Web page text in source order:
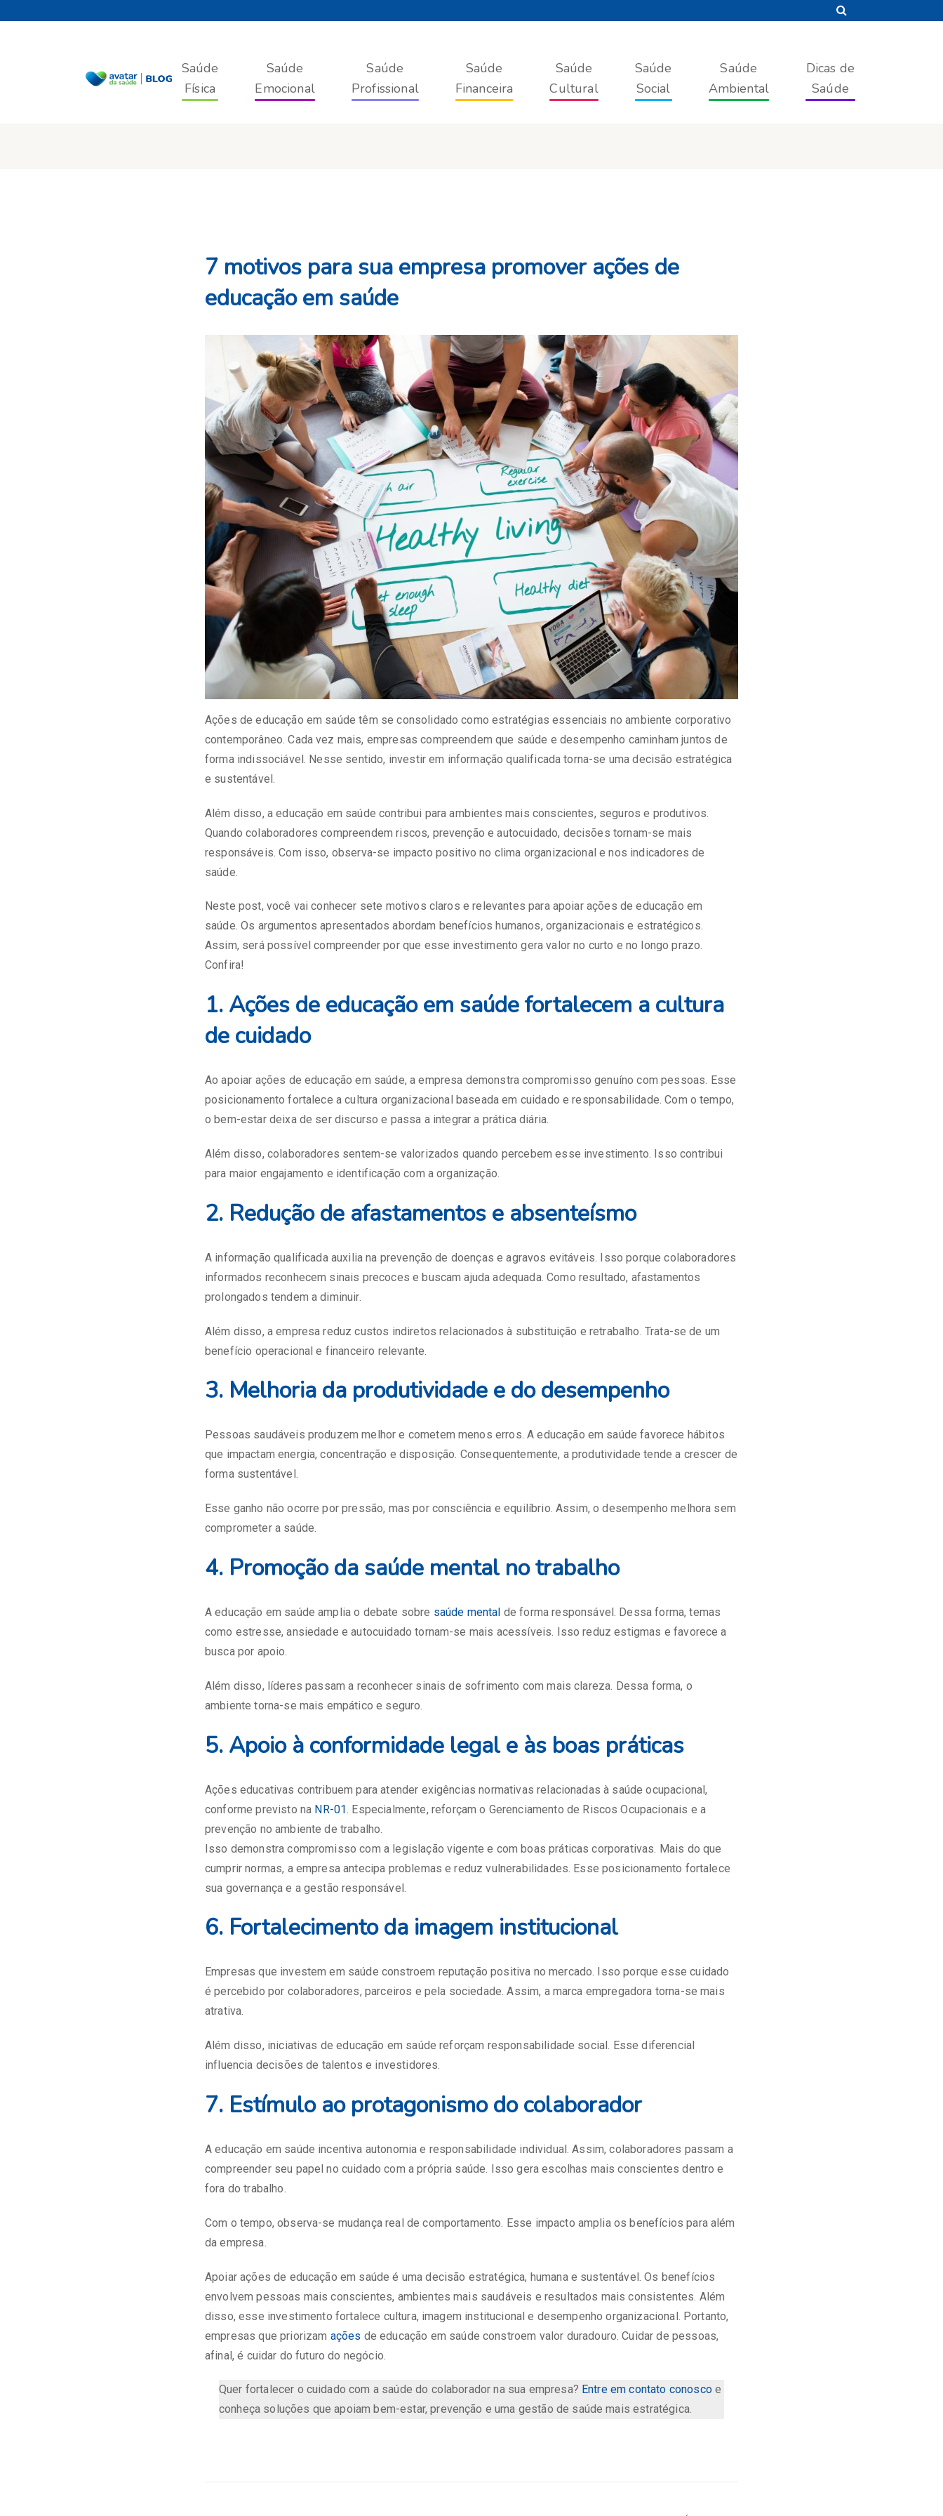
Saúde
Física
Saúde
Emocional
Saúde
Profissional
Saúde
Financeira
Saúde
Cultural
Saúde
Social
Saúde
Ambiental
Dicas de
Saúde
7 motivos para sua empresa promover ações de
educação em saúde
Ações de educação em saúde têm se consolidado como estratégias essenciais no ambiente corporativo
contemporâneo. Cada vez mais, empresas compreendem que saúde e desempenho caminham juntos de
forma indissociável. Nesse sentido, investir em informação qualificada torna-se uma decisão estratégica
e sustentável.
Além disso, a educação em saúde contribui para ambientes mais conscientes, seguros e produtivos.
Quando colaboradores compreendem riscos, prevenção e autocuidado, decisões tornam-se mais
responsáveis. Com isso, observa-se impacto positivo no clima organizacional e nos indicadores de
saúde.
Neste post, você vai conhecer sete motivos claros e relevantes para apoiar ações de educação em
saúde. Os argumentos apresentados abordam benefícios humanos, organizacionais e estratégicos.
Assim, será possível compreender por que esse investimento gera valor no curto e no longo prazo.
Confira!
1. Ações de educação em saúde fortalecem a cultura
de cuidado
Ao apoiar ações de educação em saúde, a empresa demonstra compromisso genuíno com pessoas. Esse
posicionamento fortalece a cultura organizacional baseada em cuidado e responsabilidade. Com o tempo,
o bem-estar deixa de ser discurso e passa a integrar a prática diária.
Além disso, colaboradores sentem-se valorizados quando percebem esse investimento. Isso contribui
para maior engajamento e identificação com a organização.
2. Redução de afastamentos e absenteísmo
A informação qualificada auxilia na prevenção de doenças e agravos evitáveis. Isso porque colaboradores
informados reconhecem sinais precoces e buscam ajuda adequada. Como resultado, afastamentos
prolongados tendem a diminuir.
Além disso, a empresa reduz custos indiretos relacionados à substituição e retrabalho. Trata-se de um
benefício operacional e financeiro relevante.
3. Melhoria da produtividade e do desempenho
Pessoas saudáveis produzem melhor e cometem menos erros. A educação em saúde favorece hábitos
que impactam energia, concentração e disposição. Consequentemente, a produtividade tende a crescer de
forma sustentável.
Esse ganho não ocorre por pressão, mas por consciência e equilíbrio. Assim, o desempenho melhora sem
comprometer a saúde.
4. Promoção da saúde mental no trabalho
A educação em saúde amplia o debate sobre saúde mental de forma responsável. Dessa forma, temas
como estresse, ansiedade e autocuidado tornam-se mais acessíveis. Isso reduz estigmas e favorece a
busca por apoio.
Além disso, líderes passam a reconhecer sinais de sofrimento com mais clareza. Dessa forma, o
ambiente torna-se mais empático e seguro.
5. Apoio à conformidade legal e às boas práticas
Ações educativas contribuem para atender exigências normativas relacionadas à saúde ocupacional,
conforme previsto na NR-01 . Especialmente, reforçam o Gerenciamento de Riscos Ocupacionais e a
prevenção no ambiente de trabalho.
Isso demonstra compromisso com a legislação vigente e com boas práticas corporativas. Mais do que
cumprir normas, a empresa antecipa problemas e reduz vulnerabilidades. Esse posicionamento fortalece
sua governança e a gestão responsável.
6. Fortalecimento da imagem institucional
Empresas que investem em saúde constroem reputação positiva no mercado. Isso porque esse cuidado
é percebido por colaboradores, parceiros e pela sociedade. Assim, a marca empregadora torna-se mais
atrativa.
Além disso, iniciativas de educação em saúde reforçam responsabilidade social. Esse diferencial
influencia decisões de talentos e investidores.
7. Estímulo ao protagonismo do colaborador
A educação em saúde incentiva autonomia e responsabilidade individual. Assim, colaboradores passam a
compreender seu papel no cuidado com a própria saúde. Isso gera escolhas mais conscientes dentro e
fora do trabalho.
Com o tempo, observa-se mudança real de comportamento. Esse impacto amplia os benefícios para além
da empresa.
Apoiar ações de educação em saúde é uma decisão estratégica, humana e sustentável. Os benefícios
envolvem pessoas mais conscientes, ambientes mais saudáveis e resultados mais consistentes. Além
disso, esse investimento fortalece cultura, imagem institucional e desempenho organizacional. Portanto,
empresas que priorizam ações de educação em saúde constroem valor duradouro. Cuidar de pessoas,
afinal, é cuidar do futuro do negócio.
Quer fortalecer o cuidado com a saúde do colaborador na sua empresa? Entre em contato conoscoe
conheça soluções que apoiam bem-estar, prevenção e uma gestão de saúde mais estratégica.